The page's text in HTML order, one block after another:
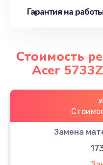
Гарантия на
Стоимость
Acer
Замена